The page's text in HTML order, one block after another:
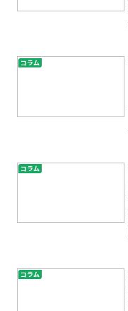
コラム
コラム
コラム